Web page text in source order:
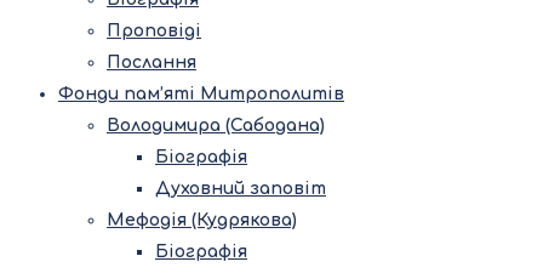
Проповіді
Послання
Фонди пам’яті Митрополитів
Володимира (Сабодана)
Біографія
Духовний заповіт
Мефодія (Кудрякова)
Біографія